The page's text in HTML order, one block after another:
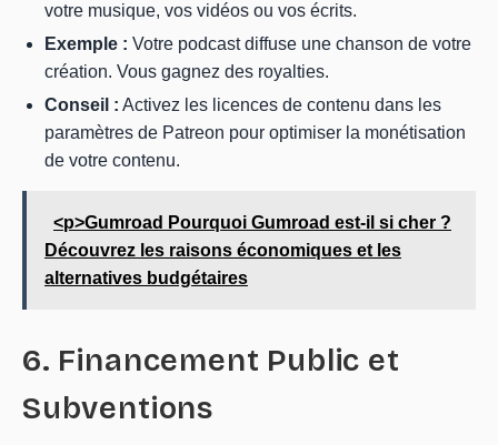
votre musique, vos vidéos ou vos écrits.
Exemple : Votre podcast diffuse une chanson de votre
création. Vous gagnez des royalties.
Conseil : Activez les licences de contenu dans les
paramètres de Patreon pour optimiser la monétisation
de votre contenu.
<p>Gumroad Pourquoi Gumroad est-il si cher ?
Découvrez les raisons économiques et les
alternatives budgétaires
6. Financement Public et
Subventions